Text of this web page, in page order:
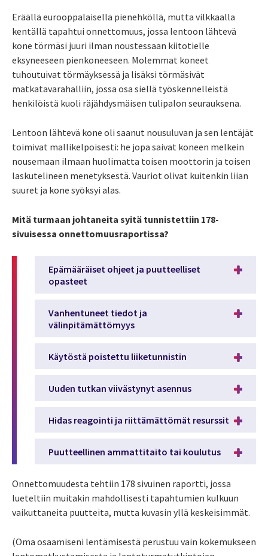
Eräällä eurooppalaisella pienehköllä, mutta vilkkaalla
kentällä tapahtui onnettomuus, jossa lentoon lähtevä
kone törmäsi juuri ilman noustessaan kiitotielle
eksyneeseen pienkoneeseen. Molemmat koneet
tuhoutuivat törmäyksessä ja lisäksi törmäsivät
matkatavarahalliin, jossa osa siellä työskennelleistä
henkilöistä kuoli räjähdysmäisen tulipalon seurauksena.
Lentoon lähtevä kone oli saanut nousuluvan ja sen lentäjät
toimivat mallikelpoisesti: he jopa saivat koneen melkein
nousemaan ilmaan huolimatta toisen moottorin ja toisen
laskutelineen menetyksestä. Vauriot olivat kuitenkin liian
suuret ja kone syöksyi alas.
Mitä turmaan johtaneita syitä tunnistettiin 178-
sivuisessa onnettomuusraportissa?
Epämääräiset ohjeet ja puutteelliset
opasteet
Vanhentuneet tiedot ja
välinpitämättömyys
Käytöstä poistettu liiketunnistin
Uuden tutkan viivästynyt asennus
Hidas reagointi ja riittämättömät resurssit
Puutteellinen ammattitaito tai koulutus
Onnettomuudesta tehtiin 178 sivuinen raportti, jossa
lueteltiin muitakin mahdollisesti tapahtumien kulkuun
vaikuttaneita puutteita, mutta kuvasin yllä keskeisimmät.
(Oma osaamiseni lentämisestä perustuu vain kokemukseen